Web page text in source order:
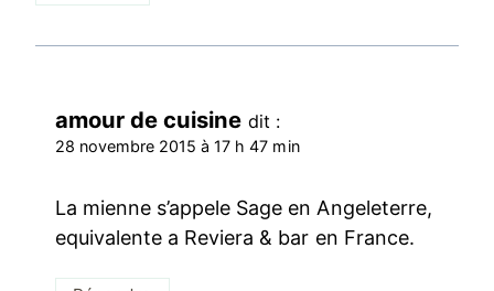
amour de cuisine dit :
28 novembre 2015 à 17 h 47 min
La mienne s’appele Sage en Angeleterre,
equivalente a Reviera & bar en France.